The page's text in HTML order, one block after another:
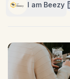
I am Beezy